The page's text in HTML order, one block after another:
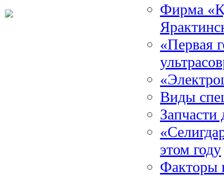
Фирма
«Первая
Виды
Запчасти
этом году
Факторы